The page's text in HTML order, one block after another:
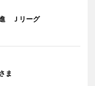
Ｊリーグ
ま